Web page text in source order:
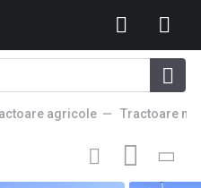
agricole Tractoare
160GMS + Matev